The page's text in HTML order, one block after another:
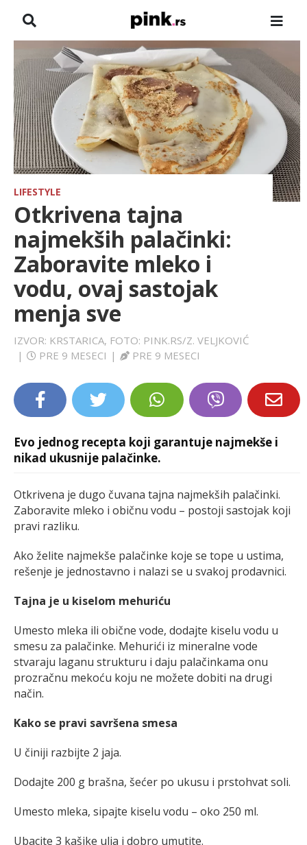
NASLOVNA
VESTI
ZADRUGA
SHOWBIZ
HRONIKA
PINKOVE ZVEZDE
TV
SPORT
LIFESTYLE
EXTRA
LIFESTYLE
Otkrivena tajna
najmekših palačinki:
Zaboravite mleko i
vodu, ovaj sastojak
menja sve
IZVOR: KRSTARICA, FOTO: PINK.RS/Z. VELJKOVIĆ
|
PRE 9 MESECI | PRE 9 MESECI
Evo jednog recepta koji garantuje najmekše i
nikad ukusnije palačinke.
Otkrivena je dugo čuvana tajna najmekših palačinki.
Zaboravite mleko i običnu vodu – postoji sastojak koji
pravi razliku.
Ako želite najmekše palačinke koje se tope u ustima,
rešenje je jednostavno i nalazi se u svakoj prodavnici.
Tajna je u kiselom mehuriću
Umesto mleka ili obične vode, dodajte kiselu vodu u
smesu za palačinke. Mehurići iz mineralne vode
stvaraju laganu strukturu i daju palačinkama onu
prozračnu mekoću koju ne možete dobiti na drugi
način.
Kako se pravi savršena smesa
U činiji razbijte 2 jaja.
Dodajte 200 g brašna, šećer po ukusu i prstohvat soli.
Umesto mleka, sipajte kiselu vodu – oko 250 ml.
Ubacite 3 kašike ulja i dobro umutite.